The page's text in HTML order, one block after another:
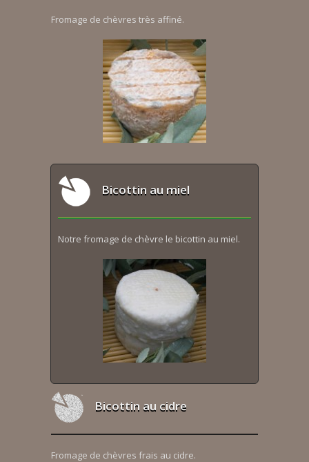
Fromage de chèvres très affiné.
Bicottin au miel
Notre fromage de chèvre le bicottin au miel.
Bicottin au cidre
Fromage de chèvres frais au cidre.